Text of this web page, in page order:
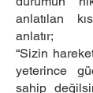
anlatılan
anlatır;
“Sizin
yeterince
sahip